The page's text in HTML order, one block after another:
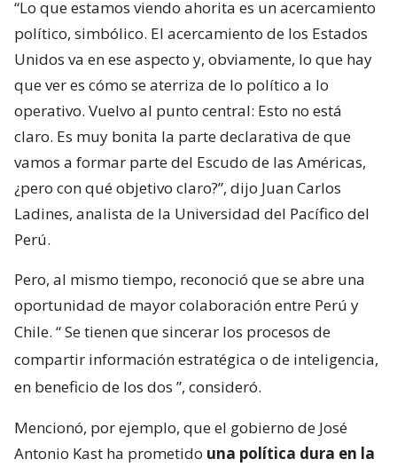
“Lo que estamos viendo ahorita es un acercamiento
político, simbólico. El acercamiento de los Estados
Unidos va en ese aspecto y, obviamente, lo que hay
que ver es cómo se aterriza de lo político a lo
operativo. Vuelvo al punto central: Esto no está
claro. Es muy bonita la parte declarativa de que
vamos a formar parte del Escudo de las Américas,
¿pero con qué objetivo claro?”, dijo Juan Carlos
Ladines, analista de la Universidad del Pacífico del
Perú.
Pero, al mismo tiempo, reconoció que se abre una
oportunidad de mayor colaboración entre Perú y
Chile. “Se tienen que sincerar los procesos de
compartir información estratégica o de inteligencia,
en beneficio de los dos ”, consideró.
Mencionó, por ejemplo, que el gobierno de José
Antonio Kast ha prometido una política dura en la